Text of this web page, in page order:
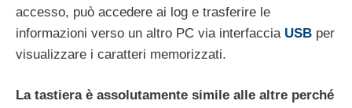
accesso, può accedere ai log e trasferire le
informazioni verso un altro PC via interfaccia USB per
visualizzare i caratteri memorizzati.
La tastiera è assolutamente simile alle altre perché